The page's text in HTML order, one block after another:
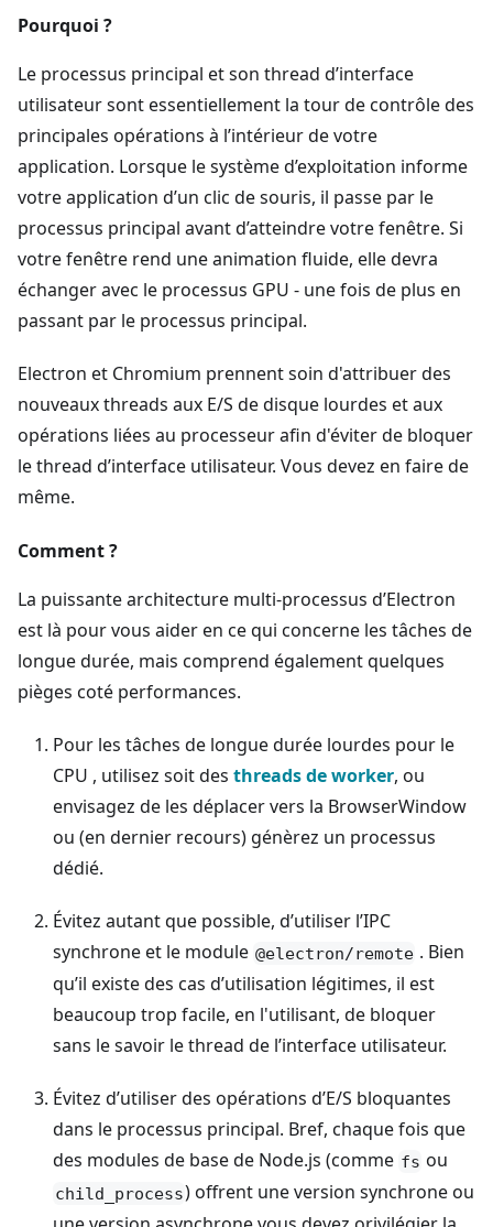
Pourquoi ?
Le processus principal et son thread d’interface
utilisateur sont essentiellement la tour de contrôle des
principales opérations à l’intérieur de votre
application. Lorsque le système d’exploitation informe
votre application d’un clic de souris, il passe par le
processus principal avant d’atteindre votre fenêtre. Si
votre fenêtre rend une animation fluide, elle devra
échanger avec le processus GPU - une fois de plus en
passant par le processus principal.
Electron et Chromium prennent soin d'attribuer des
nouveaux threads aux E/S de disque lourdes et aux
opérations liées au processeur afin d'éviter de bloquer
le thread d’interface utilisateur. Vous devez en faire de
même.
Comment ?
La puissante architecture multi-processus d’Electron
est là pour vous aider en ce qui concerne les tâches de
longue durée, mais comprend également quelques
pièges coté performances.
Pour les tâches de longue durée lourdes pour le
CPU , utilisez soit des threads de worker, ou
envisagez de les déplacer vers la BrowserWindow
ou (en dernier recours) génèrez un processus
dédié.
Évitez autant que possible, d’utiliser l’IPC
synchrone et le module @electron/remote . Bien
qu’il existe des cas d’utilisation légitimes, il est
beaucoup trop facile, en l'utilisant, de bloquer
sans le savoir le thread de l’interface utilisateur.
Évitez d’utiliser des opérations d’E/S bloquantes
dans le processus principal. Bref, chaque fois que
des modules de base de Node.js (comme fs ou
child_process) offrent une version synchrone ou